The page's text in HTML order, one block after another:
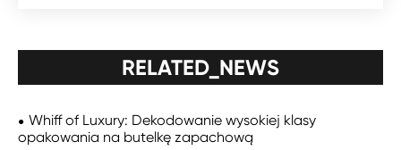
RELATED_NEWS
Whiff of Luxury: Dekodowanie wysokiej klasy
opakowania na butelkę zapachową